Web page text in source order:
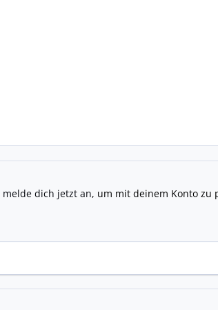
melde dich jetzt an, um mit deinem Konto zu